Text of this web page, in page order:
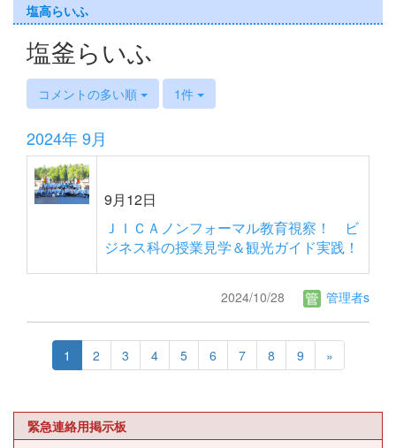
塩高らいふ
塩釜らいふ
コメントの多い順 1件
2024年 9月
9月12日
ＪＩＣＡノンフォーマル教育視察！ ビ
ジネス科の授業見学＆観光ガイド実践！
2024/10/28 管理者s
1 2 3 4 5 6 7 8 9 »
緊急連絡用掲示板